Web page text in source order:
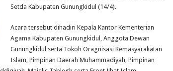
Setda Kabupaten Gunungkidul (14/4).
Acara tersebut dihadiri Kepala Kantor Kementerian
Agama Kabupaten Gunungkidul, Anggota Dewan
Gunungkidul serta Tokoh Oragnisasi Kemasyarakatan
Islam, Pimpinan Daerah Muhammadiyah, Pimpinan